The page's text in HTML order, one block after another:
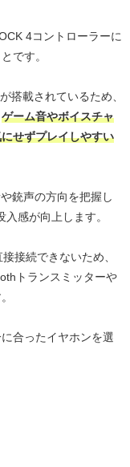
4コントローラーに
です。
搭載されているため、
ゲーム音やボイスチャ
せずプレイしやすい
銃声の方向を把握し
感が向上します。
接続できないため、
トランスミッターや
合ったイヤホンを選